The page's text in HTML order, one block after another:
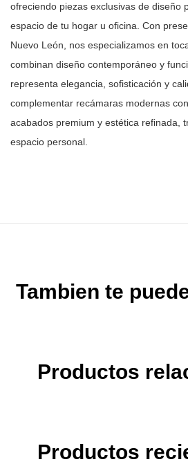
ofreciendo piezas exclusivas de diseño
espacio de tu hogar u oficina. Con
Nuevo León, nos especializamos en
combinan diseño contemporáneo y
representa elegancia, sofisticación y
complementar recámaras modernas
acabados premium y estética refinada,
espacio personal.
Tambien te
Productos
Productos